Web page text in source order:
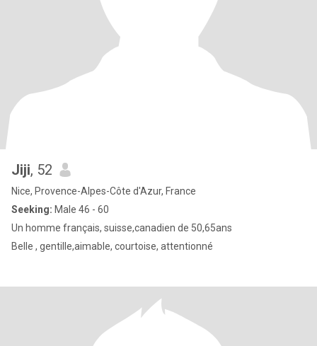
Jiji, 52
Nice, Provence-Alpes-Côte d'Azur, France
Seeking: Male 46 - 60
Un homme français, suisse,canadien de 50,65ans
Belle , gentille,aimable, courtoise, attentionné